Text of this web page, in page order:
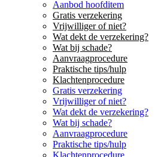
Aanbod hoofditem
Gratis verzekering
Vrijwilliger of niet?
Wat dekt de verzekering?
Wat bij schade?
Aanvraagprocedure
Praktische tips/hulp
Klachtenprocedure
Gratis verzekering
Vrijwilliger of niet?
Wat dekt de verzekering?
Wat bij schade?
Aanvraagprocedure
Praktische tips/hulp
Klachtenprocedure